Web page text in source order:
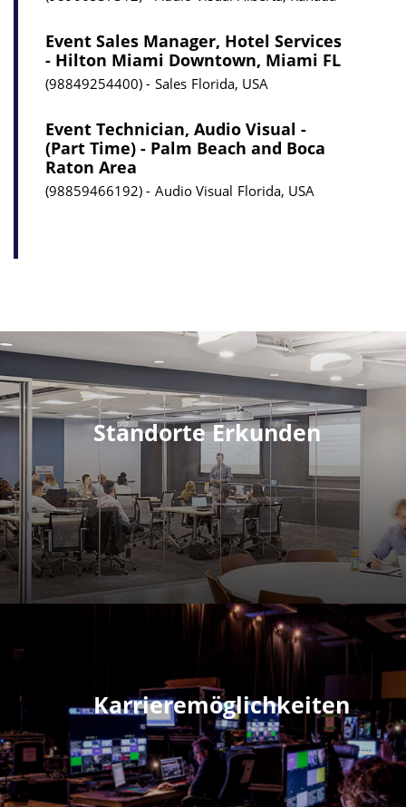
Event Sales Manager, Hotel Services
- Hilton Miami Downtown, Miami FL
98849254400 Sales Florida, USA
Event Technician, Audio Visual -
(Part Time) - Palm Beach and Boca
Raton Area
98859466192 Audio Visual Florida, USA
Standorte Erkunden
Karrieremöglichkeiten